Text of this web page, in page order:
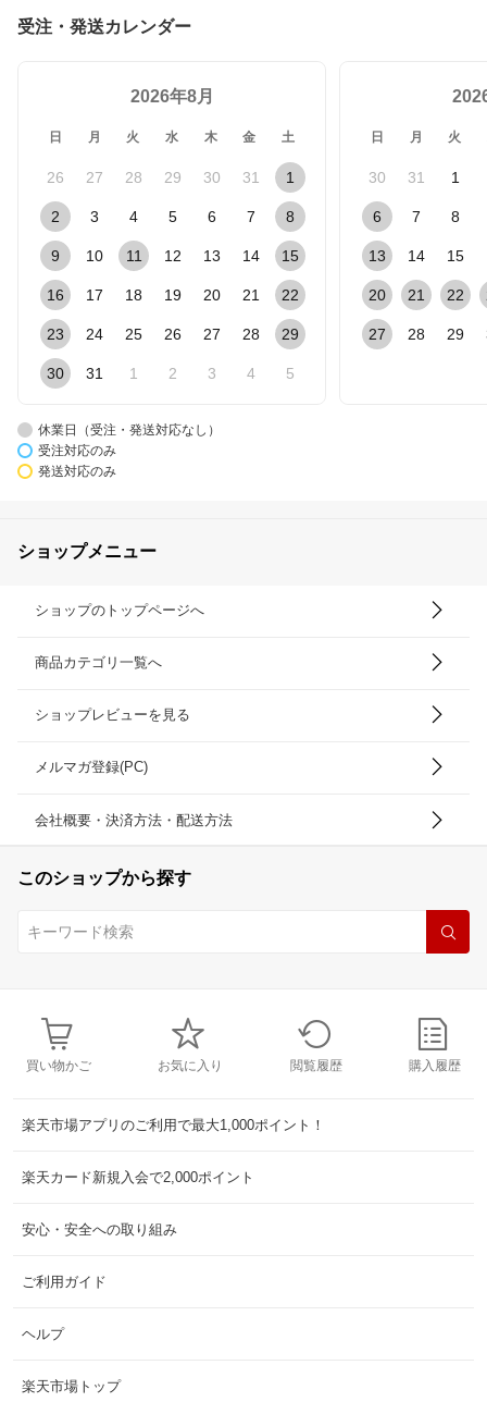
受注・発送カレンダー
2026年8月
日 月 火 水 木 金 土
26 27 28 29 30 31 1
2 3 4 5 6 7 8
9 10 11 12 13 14 15
16 17 18 19 20 21 22
23 24 25 26 27 28 29
30 31 1 2 3 4 5
日 月 火
30 31 1
6 7 8
13 14 15
20 21 22
27 28 29
休業日（受注・発送対応なし）
受注対応のみ
発送対応のみ
ショップメニュー
ショップのトップページへ
商品カテゴリ一覧へ
ショップレビューを見る
メルマガ登録(PC)
会社概要・決済方法・配送方法
このショップから探す
買い物かご お気に入り 閲覧履歴 購入履歴
楽天市場アプリのご利用で最大1,000ポイント！
楽天カード新規入会で2,000ポイント
安心・安全への取り組み
ご利用ガイド
ヘルプ
楽天市場トップ